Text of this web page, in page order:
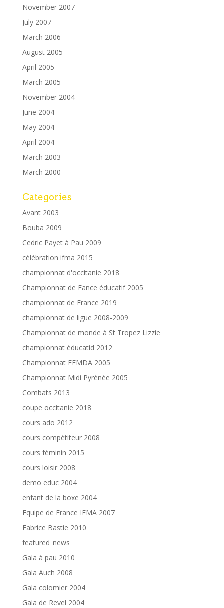
November 2007
July 2007
March 2006
August 2005
April 2005
March 2005
November 2004
June 2004
May 2004
April 2004
March 2003
March 2000
Categories
Avant 2003
Bouba 2009
Cedric Payet à Pau 2009
célébration ifma 2015
championnat d'occitanie 2018
Championnat de Fance éducatif 2005
championnat de France 2019
championnat de ligue 2008-2009
Championnat de monde à St Tropez Lizzie
championnat éducatid 2012
Championnat FFMDA 2005
Championnat Midi Pyrénée 2005
Combats 2013
coupe occitanie 2018
cours ado 2012
cours compétiteur 2008
cours féminin 2015
cours loisir 2008
demo educ 2004
enfant de la boxe 2004
Equipe de France IFMA 2007
Fabrice Bastie 2010
featured_news
Gala à pau 2010
Gala Auch 2008
Gala colomier 2004
Gala de Revel 2004